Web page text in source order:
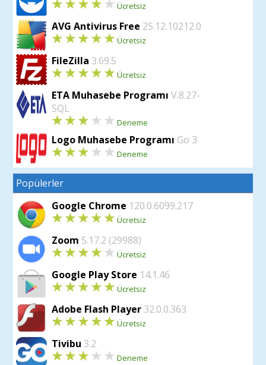
Ücretsiz
AVG Antivirus Free 25.12.10212.0
Ücretsiz
FileZilla 3.69.5
Ücretsiz
ETA Muhasebe ProgramıV.8.27-
SQL
Deneme
Logo Muhasebe Programı Go 3
Deneme
Popülerler
Google Chrome 120.0.6099.217
Ücretsiz
Zoom 5.17.2 (29988)
Ücretsiz
Google Play Store 14.1.46
Ücretsiz
Adobe Flash Player 32.0.0.363
Ücretsiz
Tivibu 3.2
Deneme